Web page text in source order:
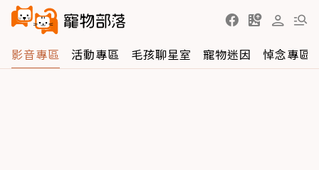
影音專區 活動專區 毛孩聊星室 寵物迷因 悼念專區